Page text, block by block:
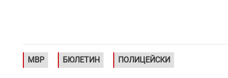
МВР БЮЛЕТИН ПОЛИЦЕЙСКИ